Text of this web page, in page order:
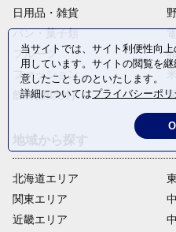
日用品・雑貨
パン・菓子類
フルーツ
ファッション
飲料(酒以外)
北海道エリア
関東エリア
近畿エリア
当サイトでは、サイト利便性向
用しています。サイトの閲覧を
意したことものといたします。
詳細についてはプライバシーポリ